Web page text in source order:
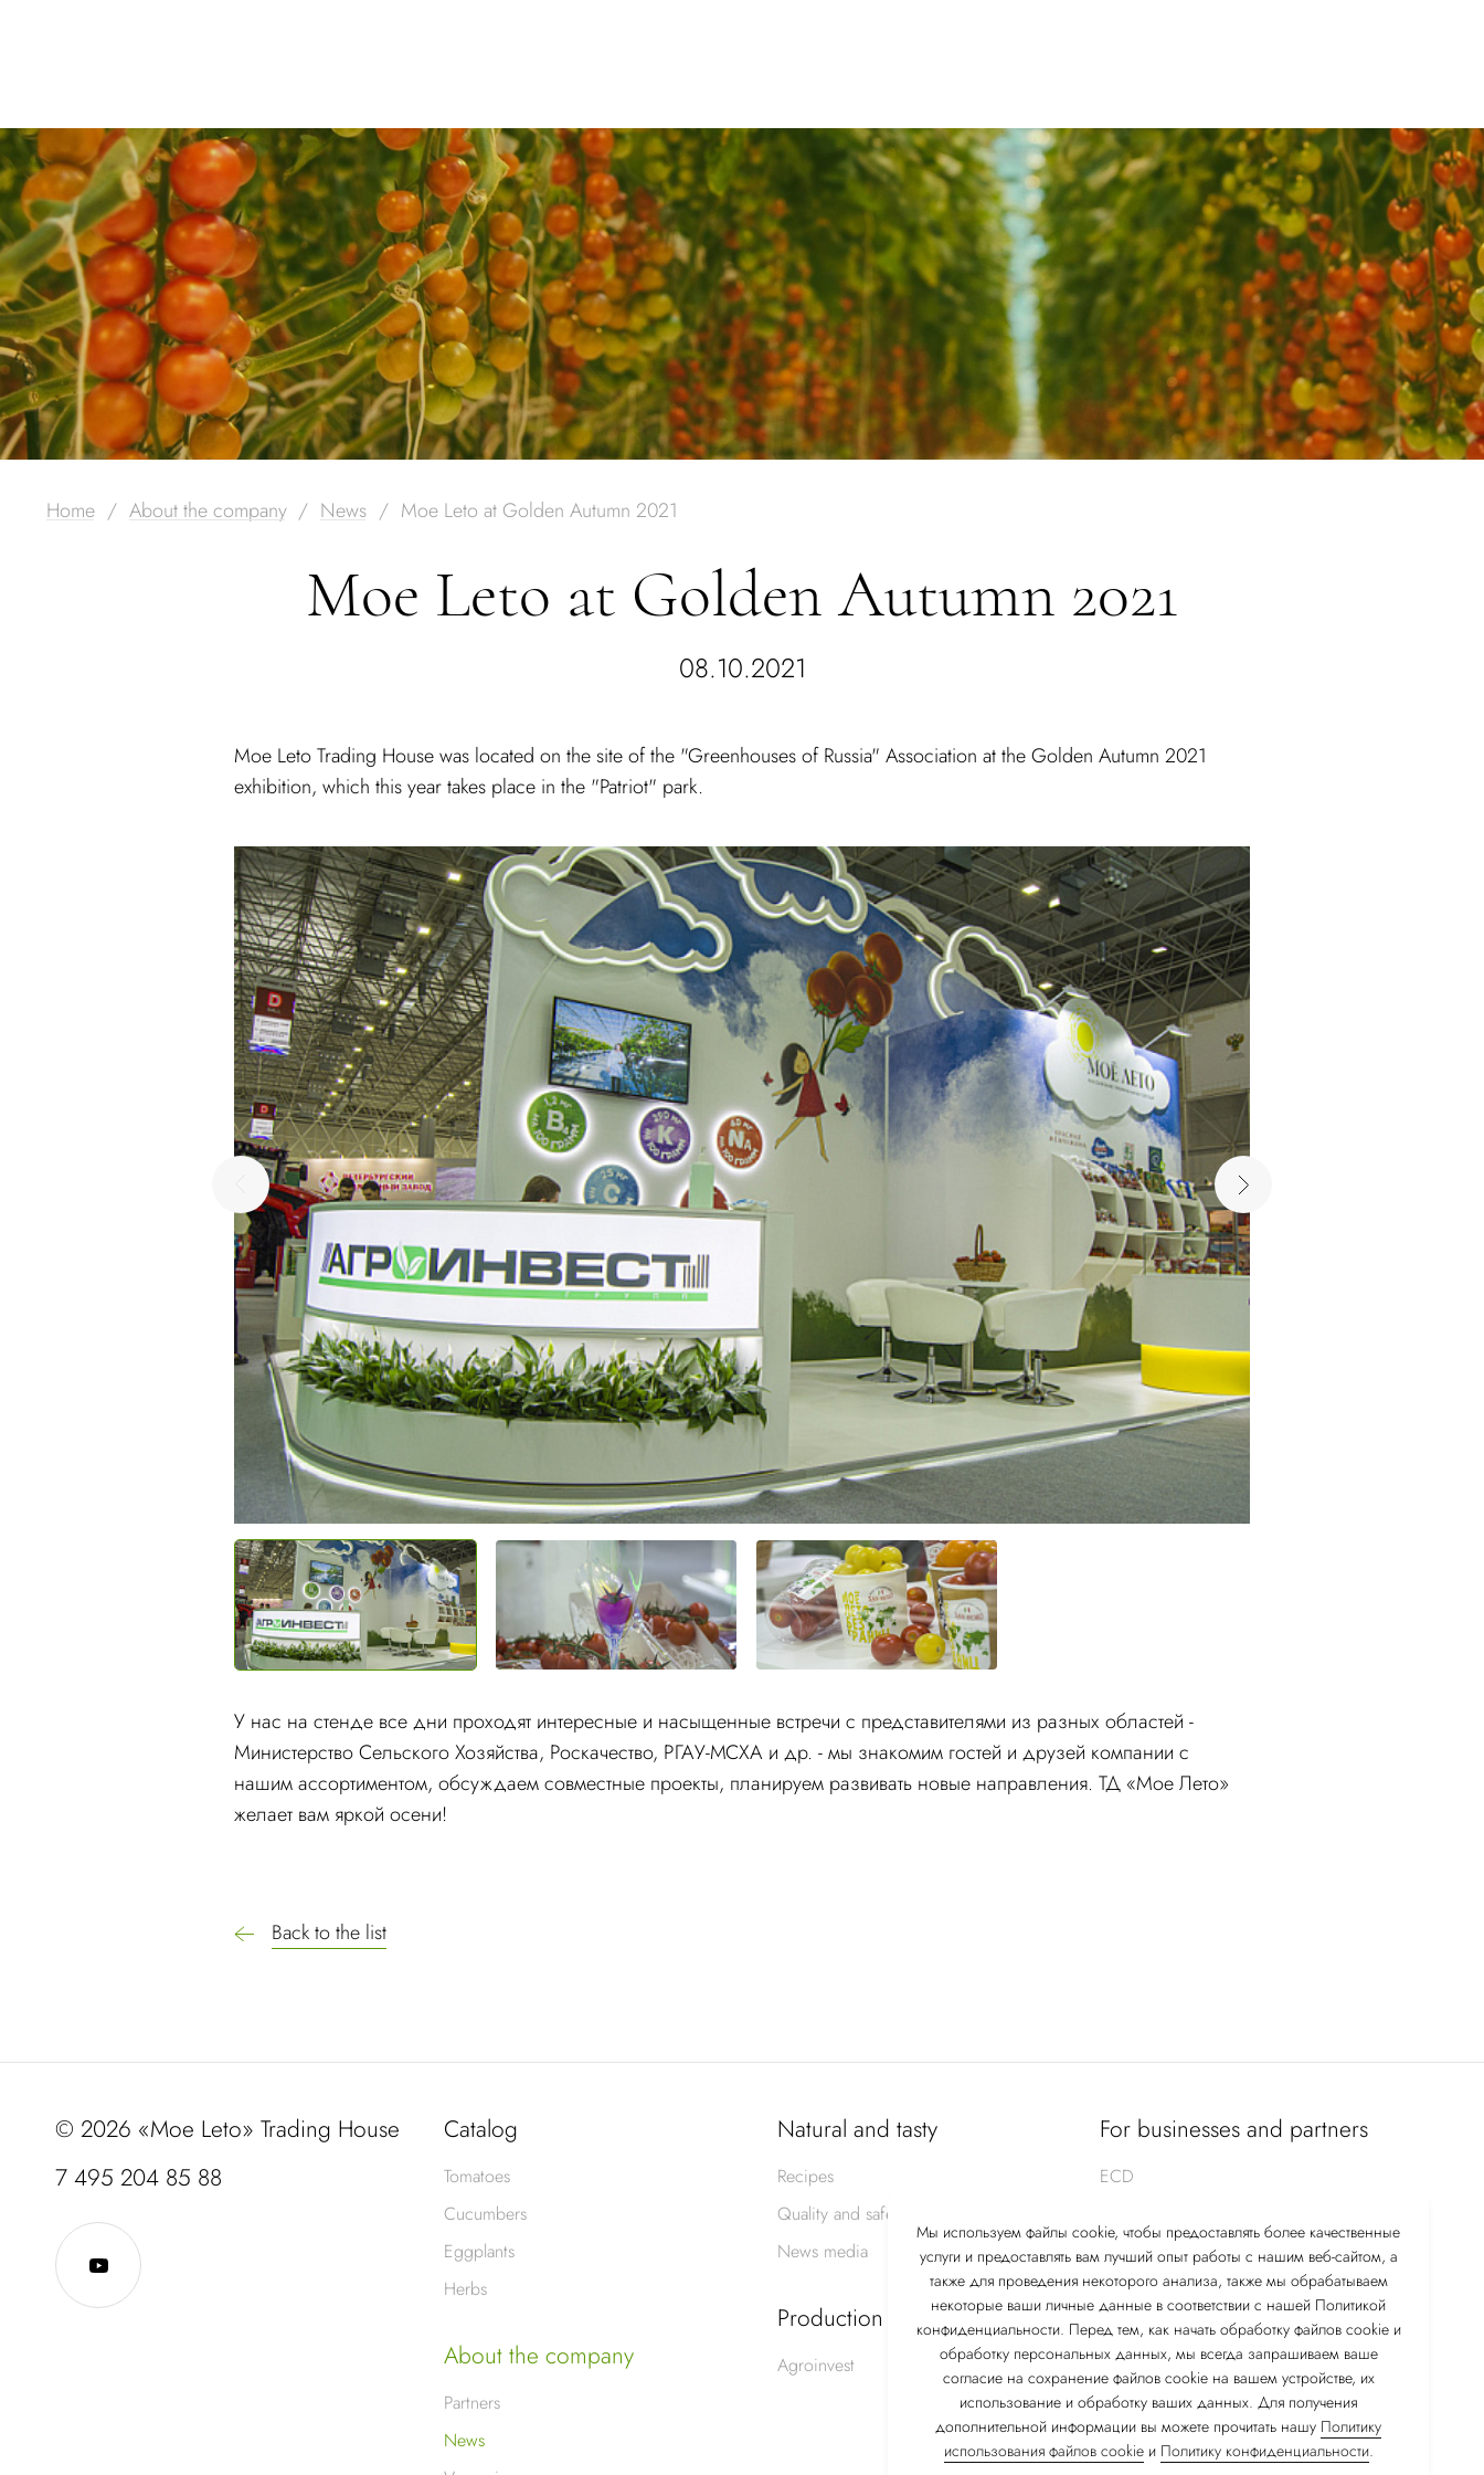
Home About the company News Moe Leto at Golden Autumn 2021
Moe Leto at Golden Autumn 2021
08.10.2021
Moe Leto Trading House was located on the site of the "Greenhouses of Russia" Association at the Golden Autumn 2021
exhibition, which this year takes place in the "Patriot" park.
У нас на стенде все дни проходят интересные и насыщенные встречи с представителями из разных областей -
Министерство Сельского Хозяйства, Роскачество, РГАУ-МСХА и др. - мы знакомим гостей и друзей компании с
нашим ассортиментом, обсуждаем совместные проекты, планируем развивать новые направления. ТД «Мое Лето»
желает вам яркой осени!
Back to the list
© 2026 «Moe Leto» Trading House
7 495 204 85 88
Catalog
Tomatoes
Cucumbers
Eggplants
Herbs
About the company
Partners
News
Natural and tasty
Recipes
Quality and safety
News media
Production
Agroinvest
For businesses and partners
ECD
For suppliers of goods and service providers
QMS
Contacts
Мы используем файлы cookie, чтобы предоставлять более качественные
услуги и предоставлять вам лучший опыт работы с нашим веб-сайтом, а
также для проведения некоторого анализа, также мы обрабатываем
некоторые ваши личные данные в соответствии с нашей Политикой
конфиденциальности. Перед тем, как начать обработку файлов cookie и
обработку персональных данных, мы всегда запрашиваем ваше
согласие на сохранение файлов cookie на вашем устройстве, их
использование и обработку ваших данных. Для получения
дополнительной информации вы можете прочитать нашу Политику
использования файлов cookieи Политику конфиденциальности.